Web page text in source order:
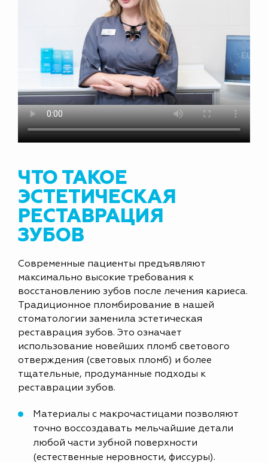
ЧТО ТАКОЕ
ЭСТЕТИЧЕСКАЯ
РЕСТАВРАЦИЯ
ЗУБОВ
Современные пациенты предъявляют
максимально высокие требования к
восстановлению зубов после лечения кариеса.
Традиционное пломбирование в нашей
стоматологии заменила эстетическая
реставрация зубов. Это означает
использование новейших пломб светового
отверждения (световых пломб) и более
тщательные, продуманные подходы к
реставрации зубов.
Материалы с макрочастицами позволяют
точно воссоздавать мельчайшие детали
любой части зубной поверхности
(естественные неровности, фиссуры).